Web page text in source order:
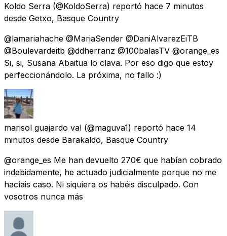
Koldo Serra (@KoldoSerra) reportó hace 7 minutos
desde Getxo, Basque Country
@lamariahache @MariaSender @DaniAlvarezEiTB
@Boulevardeitb @ddherranz @100balasTV @orange_es
Si, si, Susana Abaitua lo clava. Por eso digo que estoy
perfeccionándolo. La próxima, no fallo :)
marisol guajardo val (@maguva1) reportó hace 14
minutos desde Barakaldo, Basque Country
@orange_es Me han devuelto 270€ que habían cobrado
indebidamente, he actuado judicialmente porque no me
hacíais caso. Ni siquiera os habéis disculpado. Con
vosotros nunca más